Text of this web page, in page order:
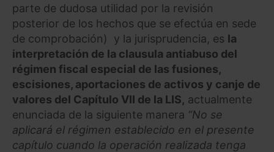
parte de dudosa utilidad por la revisión
posterior de los hechos que se efectúa en sede
de comprobación) y la jurisprudencia, es la
interpretación de la clausula antiabuso del
régimen fiscal especial de las fusiones,
escisiones, aportaciones de activos y canje de
valores del Capítulo VII de la LIS, actualmente
enunciada de la siguiente manera “No se
aplicará el régimen establecido en el presente
capítulo cuando la operación realizada tenga